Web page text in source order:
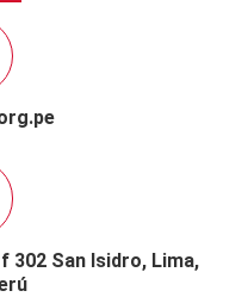
302 San Isidro, Lima,